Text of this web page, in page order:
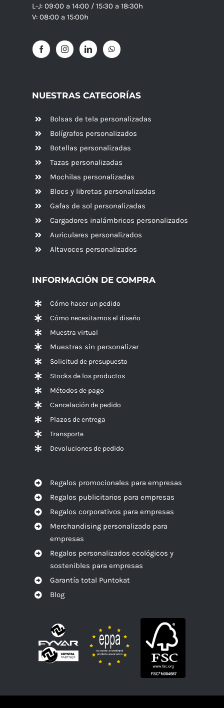
L-J: 09:00 a 14:00 / 15:30 a 18:30h
V: 08:00 a 15:00h
NUESTRAS CATEGORÍAS
Bolsas de tela personalizadas
Bolígrafos personalizados
Botellas personalizadas
Tazas personalizadas
Mochilas personalizadas
Blocs y libretas personalizadas
Gafas de sol personalizadas
Cargadores inalámbricos personalizados
Auriculares personalizados
Altavoces personalizados
INFORMACIÓN DE COMPRA
Cómo hacer un pedido
Cómo necesitamos el diseño
Muestra virtual
Muestras sin personalizar
Solicitud de presupuesto
Stocks de los productos
Métodos de pago
Cancelación de pedido
Plazos de entrega
Transporte
Devoluciones de pedido
Regalos promocionales para empresas
Regalos publicitarios para empresas
Regalos corporativos para empresas
Merchandising personalizado para
empresas
Regalos personalizados ecológicos y
sostenibles para empresas
Garantía total Puntokat
Blog